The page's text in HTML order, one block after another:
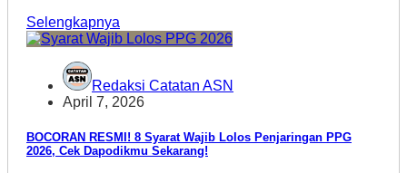
Selengkapnya
Redaksi Catatan ASN
April 7, 2026
BOCORAN RESMI! 8 Syarat Wajib Lolos Penjaringan PPG
2026, Cek Dapodikmu Sekarang!